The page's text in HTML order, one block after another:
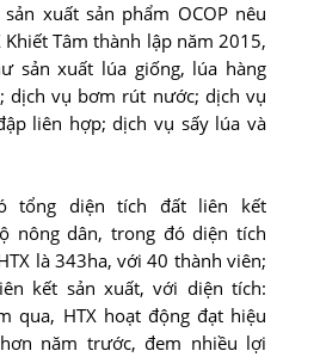
xuất sản phẩm OCOP nêu
Tâm thành lập năm 2015,
sản xuất lúa giống, lúa hàng
dịch vụ bơm rút nước; dịch vụ
liên hợp; dịch vụ sấy lúa và
tổng diện tích đất liên kết
nông dân, trong đó diện tích
là 343ha, với 40 thành viên;
kết sản xuất, với diện tích:
qua, HTX hoạt động đạt hiệu
năm trước, đem nhiều lợi